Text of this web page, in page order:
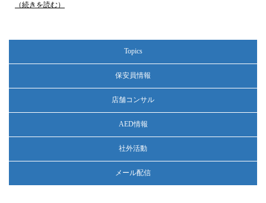
（続きを読む）
2026/04/17
2026年度 第1回 前期 現任教育 を実施しました。
2025年度 第5回 後期 現任教育 を実施しました。
Topics
保安員情報
店舗コンサル
AED情報
社外活動
メール配信